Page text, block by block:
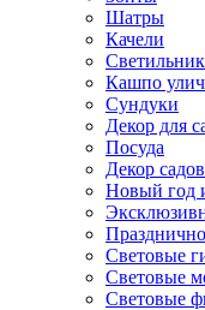
Шатры
Качели
Кашпо
Сундуки
Декор для
Посуда
Декор
Новый год
Световые
Световые
Световые